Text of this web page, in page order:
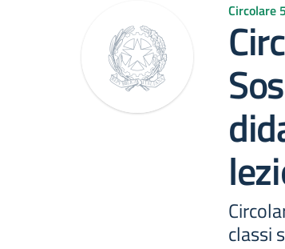
Circolare
classi